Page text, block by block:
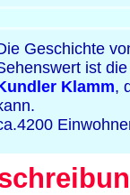
Geschichte
ist
Klamm,